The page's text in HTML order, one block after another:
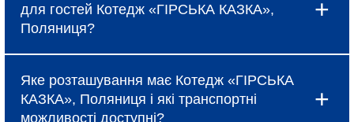
сніданок (за тарифом). Крім того, в Котедж
«ГІРСЬКА КАЗКА», Поляниця доступні
додаткові зручності: ресторан, бар, спа-салон,
фітнес-центр, конференц-зали та трансфер до
аеропорту.
для гостей Котедж «ГІРСЬКА КАЗКА»,
Поляниця?
регулярно пропонує акційні тарифи, знижки при
ранньому бронюванні та спеціальні пакети для
Яке розташування має Котедж «ГІРСЬКА
КАЗКА», Поляниця і які транспортні
можливості доступні?